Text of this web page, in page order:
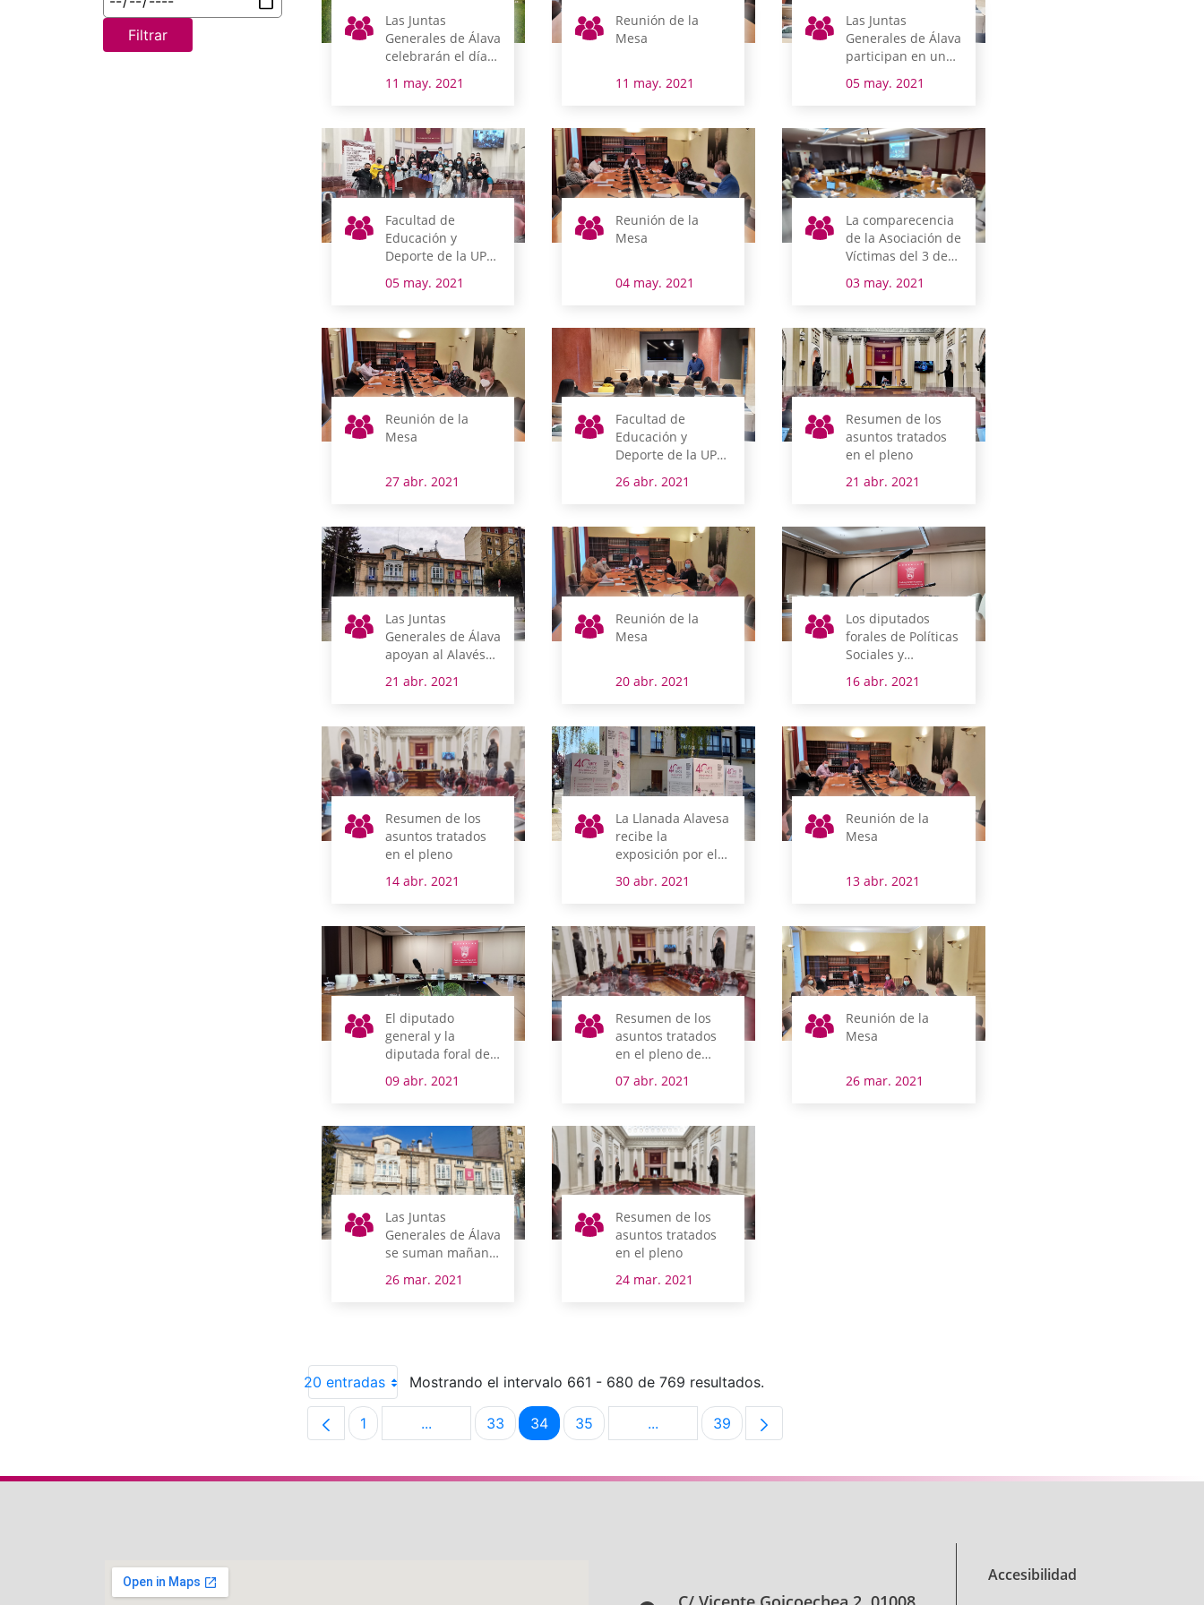
Filtrar
Las Juntas
Generales de Álava
celebrarán el día
tradicional de
en Zigotia
11 may. 2021
Reunión de la
Mesa
11 may. 2021
Las Juntas
Generales de Álava
participan en un
formación del
05 may. 2021
Facultad de
Educación y
Deporte de la UPV-
05 may. 2021
Reunión de la
Mesa
04 may. 2021
La comparecencia
de la Asociación de
Víctimas del 3 de
semana legislativa
03 may. 2021
Reunión de la
Mesa
27 abr. 2021
Facultad de
Educación y
Deporte de la UPV-
26 abr. 2021
Resumen de los
asuntos tratados
en el pleno
21 abr. 2021
Las Juntas
Generales de Álava
apoyan al Alavés
ante el final de la
temporada
21 abr. 2021
Reunión de la
Mesa
20 abr. 2021
Los diputados
forales de Políticas
Sociales y
Desarrollo
Económico,
Demográfico
comparecen la
semana que viene
en comisión
16 abr. 2021
Resumen de los
asuntos tratados
en el pleno
14 abr. 2021
La Llanada Alavesa
recibe la
exposición por el
40 aniversario de
las Juntas
30 abr. 2021
Reunión de la
Mesa
13 abr. 2021
El diputado
general y la
diputada foral de
Territorial
semana que viene
en comisión
09 abr. 2021
Resumen de los
asuntos tratados
en el pleno de
07 abr. 2021
Reunión de la
Mesa
26 mar. 2021
Las Juntas
Generales de Álava
se suman mañana
del planeta’
26 mar. 2021
Resumen de los
asuntos tratados
en el pleno
24 mar. 2021
20 entradas Mostrando el intervalo 661 - 680 de 769 resultados.
Página
1 ...Páginas intermedias Use TAB para desplazarse.
Página
33 Página
34 Página
35 ...Páginas intermedias Use TAB para desplazarse.
Página
39
Accesibilidad